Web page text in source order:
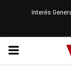
Interés
PRIMARY